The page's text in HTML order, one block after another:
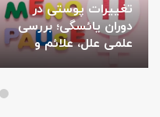
تغییرات پوستی در
دوران یائسگی؛ بررسی
علمی علل، علائم و
راهکارهای مراقبتی مؤثر